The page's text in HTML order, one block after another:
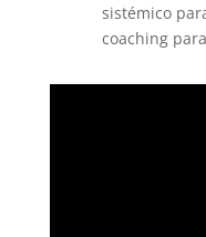
sistémico
coaching